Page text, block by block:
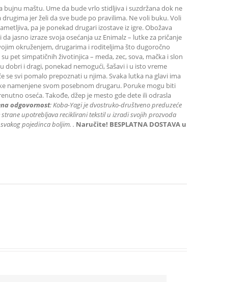
bujnu maštu. Ume da bude vrlo stidljiva i suzdržana dok ne
jer želi da sve bude po pravilima. Ne voli buku. Voli
pa je ponekad drugari izostave iz igre. Obožava
jasno izraze svoja osećanja uz Enimalz – lutke za pričanje
okruženjem, drugarima i roditeljima što dugoročno
pet simpatičnih životinjica – meda, zec, sova, mačka i slon
dobri i dragi, ponekad nemogući, šašavi i u isto vreme
se svi pomalo prepoznati u njima. Svaka lutka na glavi ima
namenjene svom posebnom drugaru. Poruke mogu biti
oseća. Takođe, džep je mesto gde dete ili odrasla
odgovornost: Koba-Yagi je dvostruko-društveno preduzeće
strane upotrebljava reciklirani tekstil u izradi svojih prozvoda
pojedinca boljim. . Naručite! BESPLATNA DOSTAVA u